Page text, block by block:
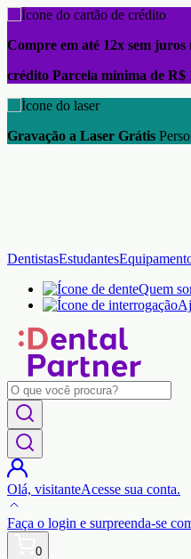
Compre em até 12x sem juros
crédito Parcela mínima de R$
Gravação a Laser Grátis
DentistasEstudantes
Quem
Olá, visitanteAcesse sua conta.
Faça o login e surpreenda-se
0